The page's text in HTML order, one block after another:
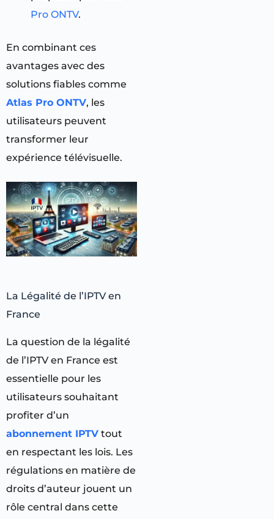
Pro ONTV.
En combinant ces
avantages avec des
solutions fiables comme
Atlas Pro ONTV, les
utilisateurs peuvent
transformer leur
expérience télévisuelle.
La Légalité de l’IPTV en
France
La question de la légalité
de l’IPTV en France est
essentielle pour les
utilisateurs souhaitant
profiter d’un
abonnement IPTV tout
en respectant les lois. Les
régulations en matière de
droits d’auteur jouent un
rôle central dans cette